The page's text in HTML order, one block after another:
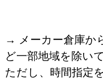
→ メーカー倉庫か
ど一部地域を除い
ただし、時間指定